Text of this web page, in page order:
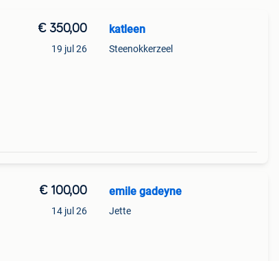
€ 350,00
19 jul 26
katleen
Steenokkerzeel
€ 100,00
14 jul 26
emile gadeyne
Jette